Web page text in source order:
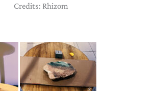
Credits: Rhizom